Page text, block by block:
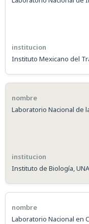
Instituto Mexicano del
Laboratorio Nacional de
Instituto de Biología,
Laboratorio Nacional en